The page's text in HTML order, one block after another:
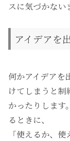
スに気づかない
アイデアを
何かアイデアを
けてしまうと制
かったりします
るときに、
「使えるか、